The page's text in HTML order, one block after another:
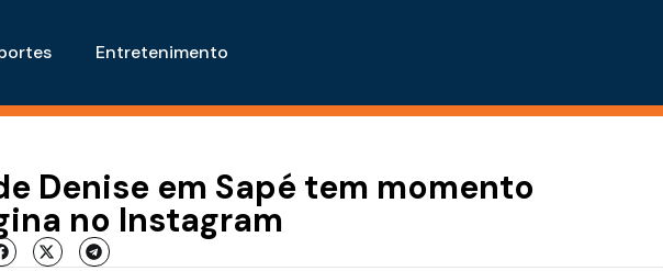
Entretenimento
Denise em Sapé tem momento
no Instagram